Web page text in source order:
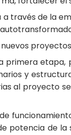
de la
etapa,
y
al proyecto
potencia de